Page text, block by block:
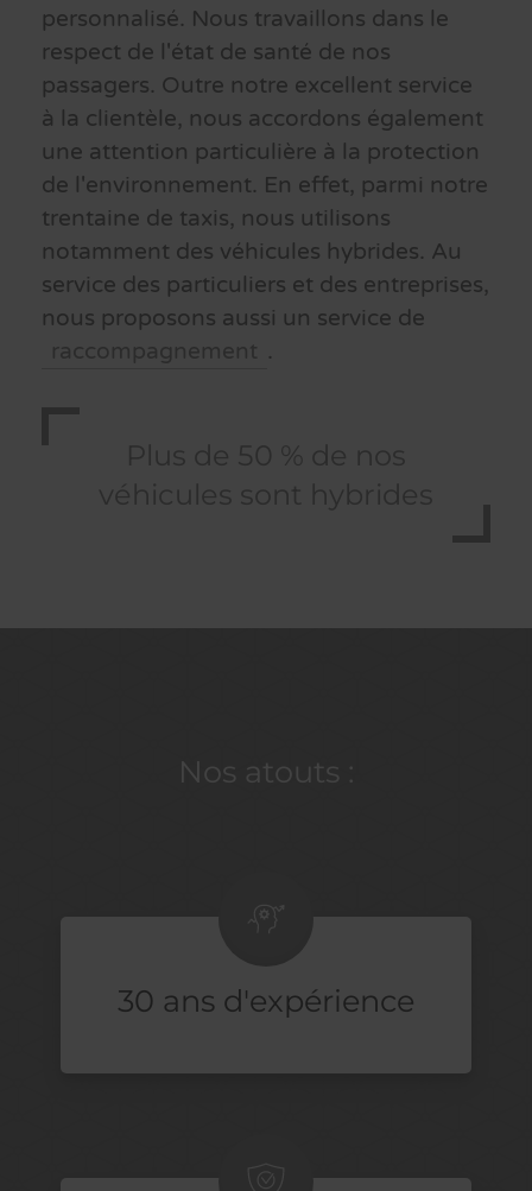
personnalisé. Nous travaillons dans le
respect de l'état de santé de nos
passagers. Outre notre excellent service
à la clientèle, nous accordons également
une attention particulière à la protection
de l'environnement. En effet, parmi notre
trentaine de taxis, nous utilisons
notamment des véhicules hybrides. Au
service des particuliers et des entreprises,
nous proposons aussi un service de
.
Nos atouts :
30 ans d'expérience